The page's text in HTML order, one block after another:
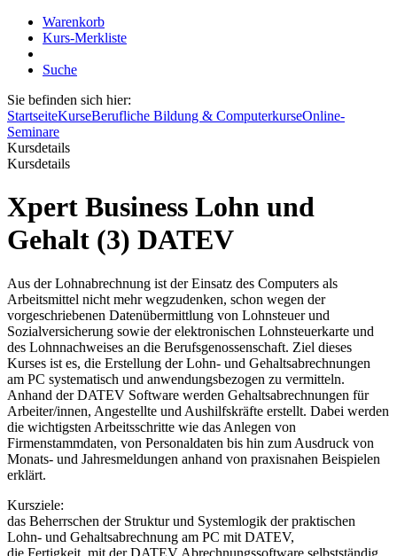
Warenkorb
Kurs-Merkliste
Suche
Sie befinden sich hier:
StartseiteKurseBerufliche Bildung & ComputerkurseOnline-
Seminare
Kursdetails
Kursdetails
Xpert Business Lohn und
Gehalt (3) DATEV
Aus der Lohnabrechnung ist der Einsatz des Computers als
Arbeitsmittel nicht mehr wegzudenken, schon wegen der
vorgeschriebenen Datenübermittlung von Lohnsteuer und
Sozialversicherung sowie der elektronischen Lohnsteuerkarte und
des Lohnnachweises an die Berufsgenossenschaft. Ziel dieses
Kurses ist es, die Erstellung der Lohn- und Gehaltsabrechnungen
am PC systematisch und anwendungsbezogen zu vermitteln.
Anhand der DATEV Software werden Gehaltsabrechnungen für
Arbeiter/innen, Angestellte und Aushilfskräfte erstellt. Dabei werden
die wichtigsten Arbeitsschritte wie das Anlegen von
Firmenstammdaten, von Personaldaten bis hin zum Ausdruck von
Monats- und Jahresmeldungen anhand von praxisnahen Beispielen
erklärt.
Kursziele:
das Beherrschen der Struktur und Systemlogik der praktischen
Lohn- und Gehaltsabrechnung am PC mit DATEV,
die Fertigkeit, mit der DATEV Abrechnungssoftware selbstständig